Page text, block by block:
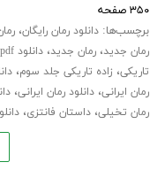
۳۵۰ صفحه
برچسب‌ها:دانلود رمان رایگان،
رمان جدید،رمان جدید،دانلود pdf رمان
تاریکی، زاده تاریکی جلد سوم،
رمان ایرانی،دانلود رمان ایرانی،
رمان تخیلی،داستان فانتزی،